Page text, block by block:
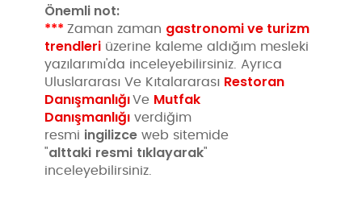
Önemli not:
***Zaman zaman gastronomi ve turizm
trendleri üzerine kaleme aldığım mesleki
yazılarımı'da inceleyebilirsiniz. Ayrıca
Uluslararası Ve Kıtalararası Restoran
Danışmanlığı Ve Mutfak
Danışmanlığı verdiğim
resmi ingilizce web sitemide
"alttaki resmi tıklayarak"
inceleyebilirsiniz.